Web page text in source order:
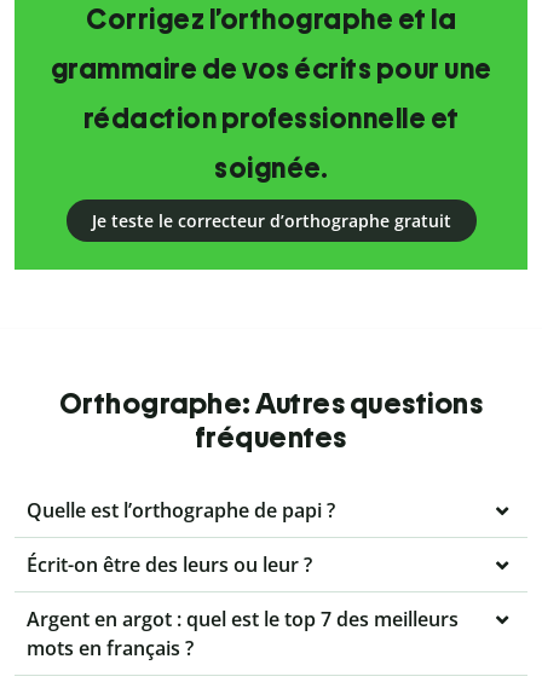
Corrigez l’orthographe et la
grammaire de vos écrits pour une
rédaction professionnelle et
soignée.
Je teste le correcteur d’orthographe gratuit
Orthographe: Autres questions
fréquentes
Quelle est l’orthographe de papi ?
Écrit-on être des leurs ou leur ?
Argent en argot : quel est le top 7 des meilleurs
mots en français ?